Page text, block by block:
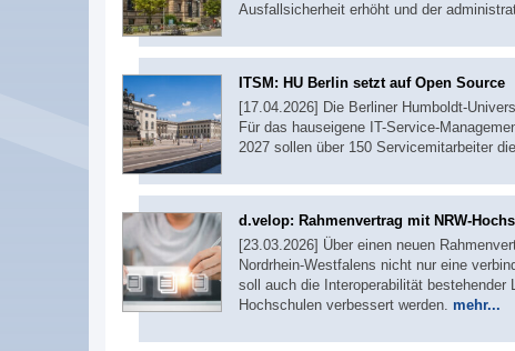
Ausfallsicherheit erhöht und der
ITSM: HU Berlin setzt auf Open Source
[17.04.2026] Die Berliner Humboldt-
Für das hauseigene IT-Service-
2027 sollen über 150 Servicemitarbeiter
d.velop: Rahmenvertrag mit NRW-
[23.03.2026] Über einen neuen
Nordrhein-Westfalens nicht nur eine
soll auch die Interoperabilität bestehender
Hochschulen verbessert werden. mehr...